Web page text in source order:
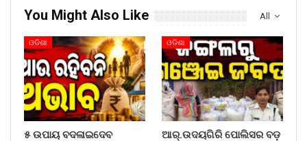
All
You Might Also Like
ଓଡିଶା
୫ ଉପାୟ ବଦଳାଇଦେବ
ଓଡିଶା
ଆର୍.ଉଦୟଗିରି ପୋଲିସର ବଡ଼